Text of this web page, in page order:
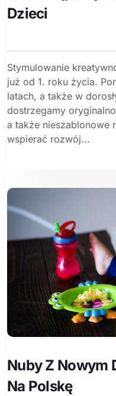
Dzieci
Stymulowanie
już od 1. roku życia.
latach, a także w
dostrzegamy
a także nieszablonowe
wspierać rozwój...
Nuby Z Nowym
Na Polskę